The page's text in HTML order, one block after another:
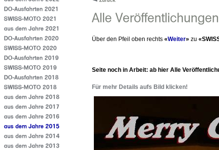
Über den Pfeil oben rechts «Weiter» zu
Seite noch in Arbeit: ab hier Alle
Für mehr Details aufs Bild klicken!